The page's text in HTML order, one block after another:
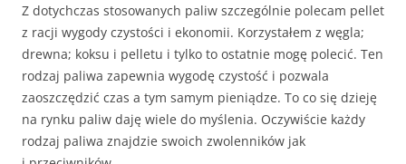
Z dotychczas stosowanych paliw szczególnie polecam pellet
z racji wygody czystości i ekonomii. Korzystałem z węgla;
drewna; koksu i pelletu i tylko to ostatnie mogę polecić. Ten
rodzaj paliwa zapewnia wygodę czystość i pozwala
zaoszczędzić czas a tym samym pieniądze. To co się dzieję
na rynku paliw daję wiele do myślenia. Oczywiście każdy
rodzaj paliwa znajdzie swoich zwolenników jak